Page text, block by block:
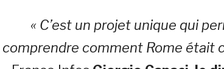
« C’est un projet unique qui
comprendre comment Rome était